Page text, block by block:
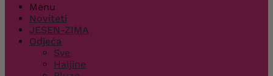
Menu
Noviteti
JESEN-ZIMA
Odjeća
Sve
Haljine